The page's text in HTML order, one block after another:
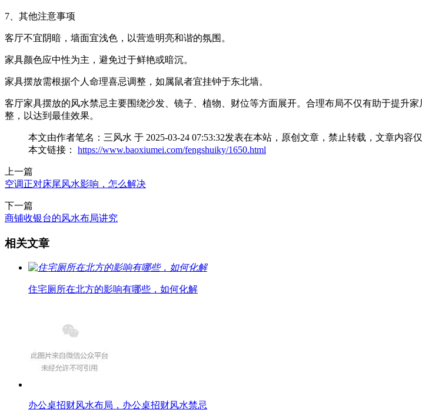
7、其他注意事项
客厅不宜阴暗，墙面宜浅色，以营造明亮和谐的氛围。
家具颜色应中性为主，避免过于鲜艳或暗沉。
家具摆放需根据个人命理喜忌调整，如属鼠者宜挂钟于东北墙。
客厅家具摆放的风水禁忌主要围绕沙发、镜子、植物、财位等方面展开。合理布局不仅有助于提升
整，以达到最佳效果。
本文由作者笔名：三风水 于 2025-03-24 07:53:32发表在本站，原创文章，禁止转载，文章内容
本文链接： https://www.baoxiumei.com/fengshuiky/1650.html
上一篇
空调正对床尾风水影响，怎么解决
下一篇
商铺收银台的风水布局讲究
相关文章
住宅厕所在北方的影响有哪些，如何化解
办公桌招财风水布局，办公桌招财风水禁忌